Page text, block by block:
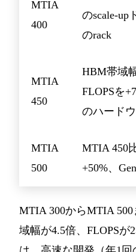
MTIA
400
のscale-up
のrack
MTIA
450
HBM帯域
FLOPSを
のハード
MTIA
500
MTIA 450
+50%、
MTIA 300からMTIA
域幅が4.5倍、FLOPSが